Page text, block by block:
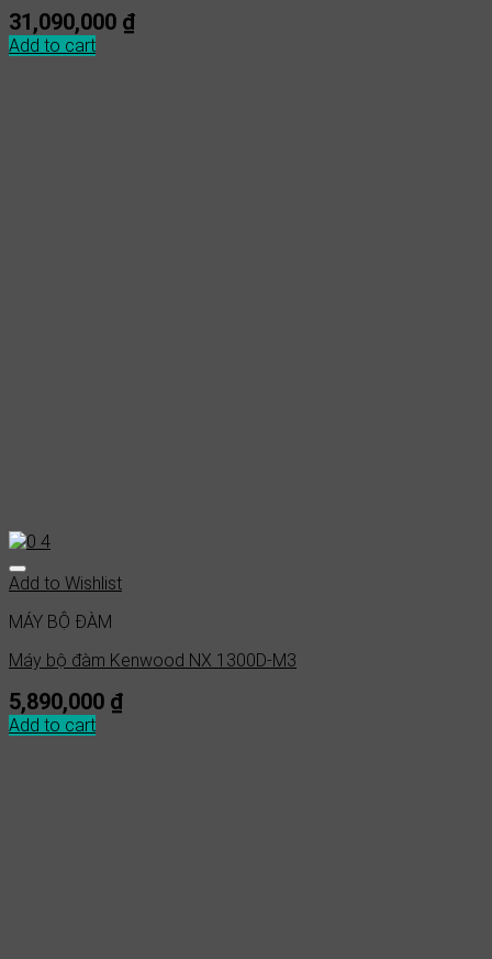
31,090,000 ₫
Add to cart
Add to Wishlist
MÁY BỘ ĐÀM
Máy bộ đàm Kenwood NX 1300D-M3
5,890,000 ₫
Add to cart